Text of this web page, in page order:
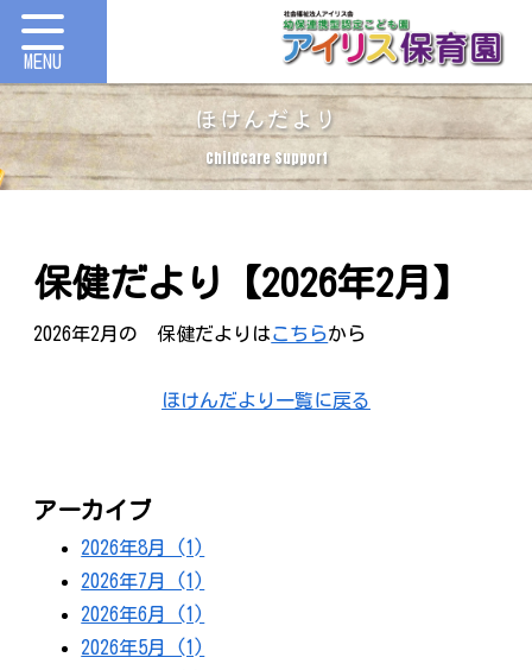
ほけんだより
Childcare Support
保健だより【2026年2月】
2026年2月の 保健だよりはこちらから
ほけんだより一覧に戻る
アーカイブ
2026年8月 (1)
2026年7月 (1)
2026年6月 (1)
2026年5月 (1)